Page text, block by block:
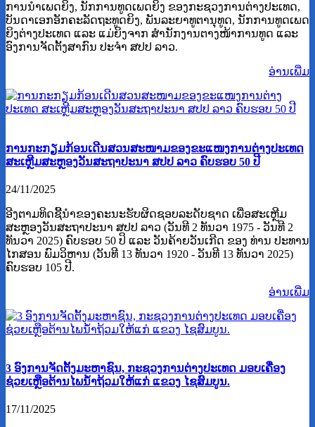
ການນຳເພດຍິງ, ນັກການທູດເພດຍິງ ຂອງກະຊວງການຕ່າງປະເທດ,
ບັນດາເອກອັກຄະລັດຖະທູດຍິງ, ພັນລະຍາທູຕານຸທູດ, ນັກການທູດເພດ
ຍິງຕ່າງປະເທດ ແລະ ແມ່ຍິງຈາກ ສໍານັກງານຕາງໜ້າການທູດ ແລະ
ອົງການຈັດຕັ້ງສາກົນ ປະຈຳ ສປປ ລາວ.
ອ່ານ​ເພີ່ມ
ການກະກຽມກ້ອນເດີນສວນສະໜາມຂອງຂະແໜງການຕ່າງປະເທດ
ສະເຫຼີມສະຫຼອງວັນສະຖາປະນາ ສປປ ລາວ ຄົບຮອບ 50 ປີ
24/11/2025
ອີງຕາມທິດຊີ້ນຳຂອງຄະນະຮັບຜິດຊອບລະດັບຊາດ ເພື່ອສະເຫຼີມ
ສະຫຼອງວັນສະຖາປະນາ ສປປ ລາວ (ວັນທີ 2 ທັນວາ 1975 - ວັນທີ 2
ທັນວາ 2025) ຄົບຮອບ 50 ປິ ແລະ ວັນຄ້າຍວັນເກີດ ຂອງ ທ່ານ ປະທານ
ໄກສອນ ພົມວິຫານ (ວັນທີ 13 ທັນວາ 1920 - ວັນທີ 13 ທັນວາ 2025)
ຄົບຮອບ 105 ປີ.
ອ່ານ​ເພີ່ມ
3 ອົງການຈັດຕັ້ງມະຫາຊົນ, ກະຊວງການຕ່າງປະເທດ ມອບເຄື່ອງ
ຊ່ວຍເຫຼືອຕ້ານໄພນໍ້າຖ້ວມໃຫ້ແກ່ ແຂວງ ໄຊສົມບູນ.
17/11/2025